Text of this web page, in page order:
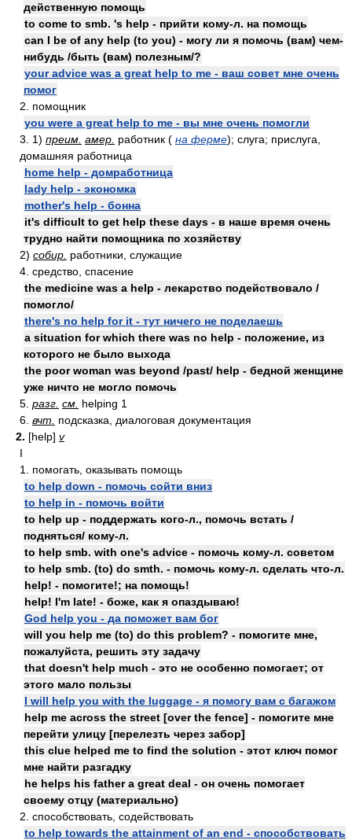
действенную помощь
to come to smb. 's help - прийти кому-л. на помощь
can I be of any help (to you) - могу ли я помочь (вам) чем-
нибудь /быть (вам) полезным/?
your advice was a great help to me - ваш совет мне очень
помог
2. помощник
you were a great help to me - вы мне очень помогли
3. 1) преим. амер. работник ( на ферме); слуга; прислуга,
домашняя работница
home help - домработница
lady help - экономка
mother's help - бонна
it's difficult to get help these days - в наше время очень
трудно найти помощника по хозяйству
2) собир. работники, служащие
4. средство, спасение
the medicine was a help - лекарство подействовало /
помогло/
there's no help for it - тут ничего не поделаешь
a situation for which there was no help - положение, из
которого не было выхода
the poor woman was beyond /past/ help - бедной женщине
уже ничто не могло помочь
5. разг. см. helping 1
6. вчт.
подсказка, диалоговая документация
2. [help] v
I
1. помогать, оказывать помощь
to help down - помочь сойти вниз
to help in - помочь войти
to help up - поддержать кого-л., помочь встать /
подняться/ кому-л.
to help smb. with one's advice - помочь кому-л. советом
to help smb. (to) do smth. - помочь кому-л. сделать что-л.
help! - помогите!; на помощь!
help! I'm late! - боже, как я опаздываю!
God help you - да поможет вам бог
will you help me (to) do this problem? - помогите мне,
пожалуйста, решить эту задачу
that doesn't help much - это не особенно помогает; от
этого мало пользы
I will help you with the luggage - я помогу вам с багажом
help me across the street [over the fence] - помогите мне
перейти улицу [перелезть через забор]
this clue helped me to find the solution - этот ключ помог
мне найти разгадку
he helps his father a great deal - он очень помогает
своему отцу (материально)
2. способствовать, содействовать
to help towards the attainment of an end - способствовать